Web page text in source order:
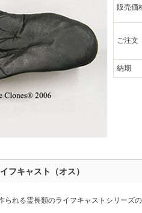
販売価
ご注文
納期
フキャスト（オス）
られる霊長類のライフキャストシリー